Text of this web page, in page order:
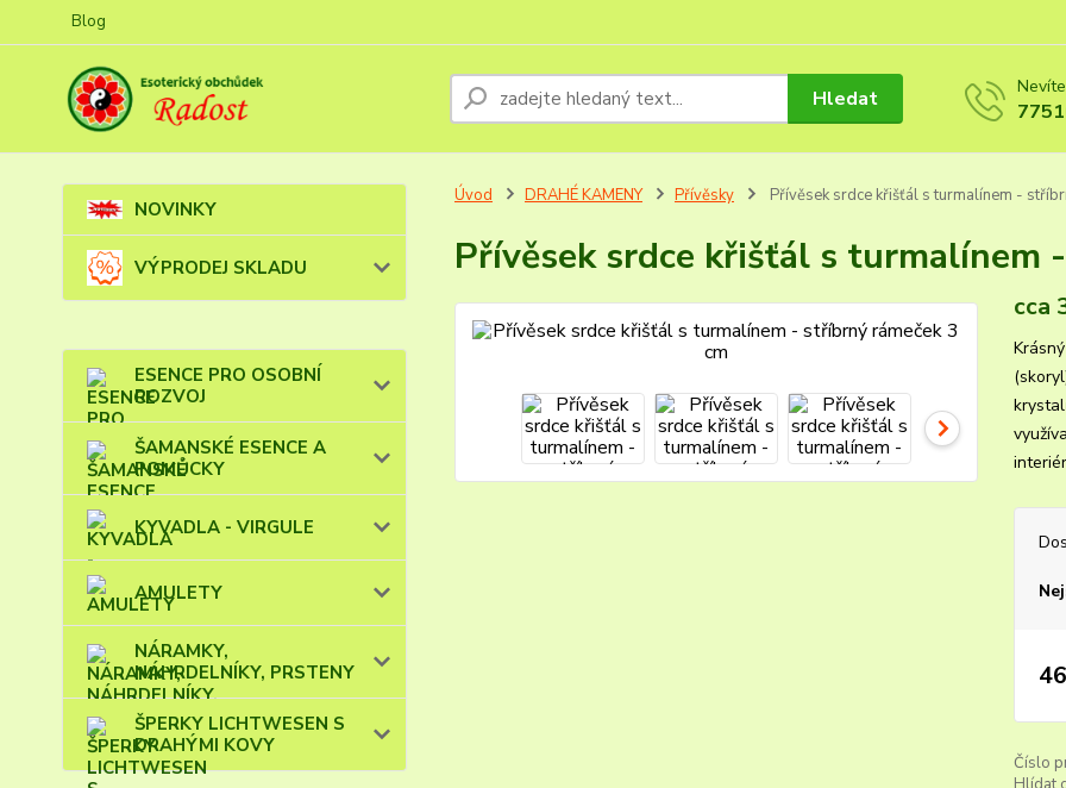
Blog
Hledat
NOVINKY
VÝPRODEJ SKLADU
ESENCE PRO OSOBNÍ
ROZVOJ
ŠAMANSKÉ ESENCE A
POMŮCKY
KYVADLA - VIRGULE
AMULETY
NÁRAMKY,
NÁHRDELNÍKY, PRSTENY
ŠPERKY LICHTWESEN S
DRAHÝMI KOVY
Úvod DRAHÉ KAMENY Přívěsky Přívěsek srdce křišťál s turmalínem -
Přívěsek srdce křišťál s turmalínem
cca
Číslo